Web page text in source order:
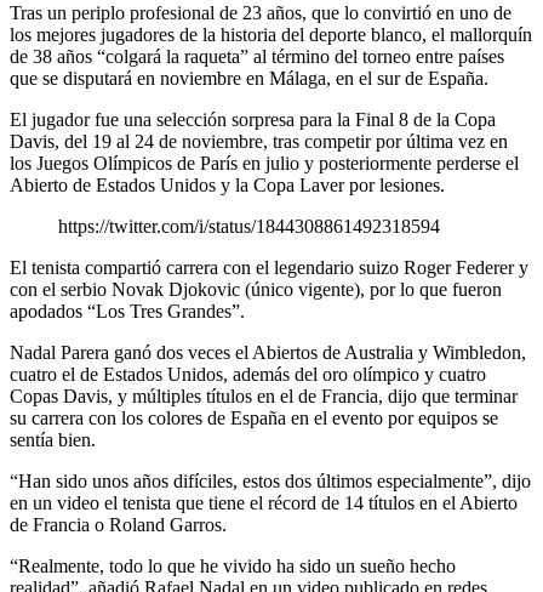
Tras un periplo profesional de 23 años, que lo convirtió en uno de
los mejores jugadores de la historia del deporte blanco, el mallorquín
de 38 años “colgará la raqueta” al término del torneo entre países
que se disputará en noviembre en Málaga, en el sur de España.
El jugador fue una selección sorpresa para la Final 8 de la Copa
Davis, del 19 al 24 de noviembre, tras competir por última vez en
los Juegos Olímpicos de París en julio y posteriormente perderse el
Abierto de Estados Unidos y la Copa Laver por lesiones.
https://twitter.com/i/status/1844308861492318594
El tenista compartió carrera con el legendario suizo Roger Federer y
con el serbio Novak Djokovic (único vigente), por lo que fueron
apodados “Los Tres Grandes”.
Nadal Parera ganó dos veces el Abiertos de Australia y Wimbledon,
cuatro el de Estados Unidos, además del oro olímpico y cuatro
Copas Davis, y múltiples títulos en el de Francia, dijo que terminar
su carrera con los colores de España en el evento por equipos se
sentía bien.
“Han sido unos años difíciles, estos dos últimos especialmente”, dijo
en un video el tenista que tiene el récord de 14 títulos en el Abierto
de Francia o Roland Garros.
“Realmente, todo lo que he vivido ha sido un sueño hecho
realidad”, añadió Rafael Nadal en un video publicado en redes